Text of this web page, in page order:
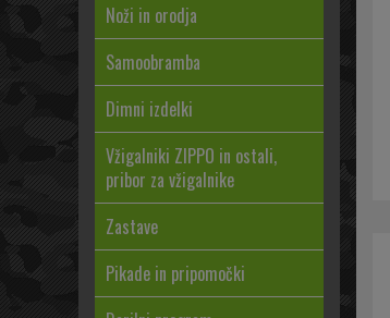
Noži in orodja
Samoobramba
Dimni izdelki
Vžigalniki ZIPPO in ostali,
pribor za vžigalnike
Zastave
Pikade in pripomočki